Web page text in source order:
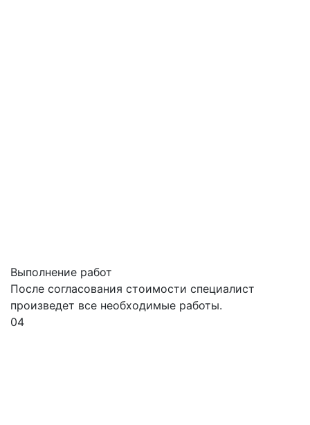
Выполнение работ
После согласования стоимости специалист
произведет все необходимые работы.
04